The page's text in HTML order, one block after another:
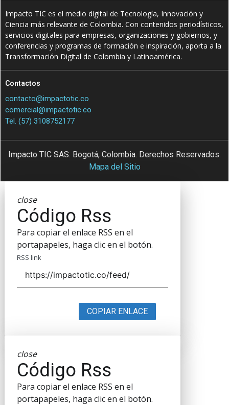
Impacto TIC es el medio digital de Tecnología, Innovación y
Ciencia más relevante de Colombia. Con contenidos periodísticos,
servicios digitales para empresas, organizaciones y gobiernos, y
conferencias y programas de formación e inspiración, aporta a la
Transformación Digital de Colombia y Latinoamérica.
Contactos
contacto@impactotic.co
comercial@impactotic.co
Tel. (57) 3108752177
Impacto TIC SAS. Bogotá, Colombia. Derechos Reservados.
Mapa del Sitio
close
Código Rss
Para copiar el enlace RSS en el
portapapeles, haga clic en el botón.
RSS link
COPIAR ENLACE
close
Código Rss
Para copiar el enlace RSS en el
portapapeles, haga clic en el botón.